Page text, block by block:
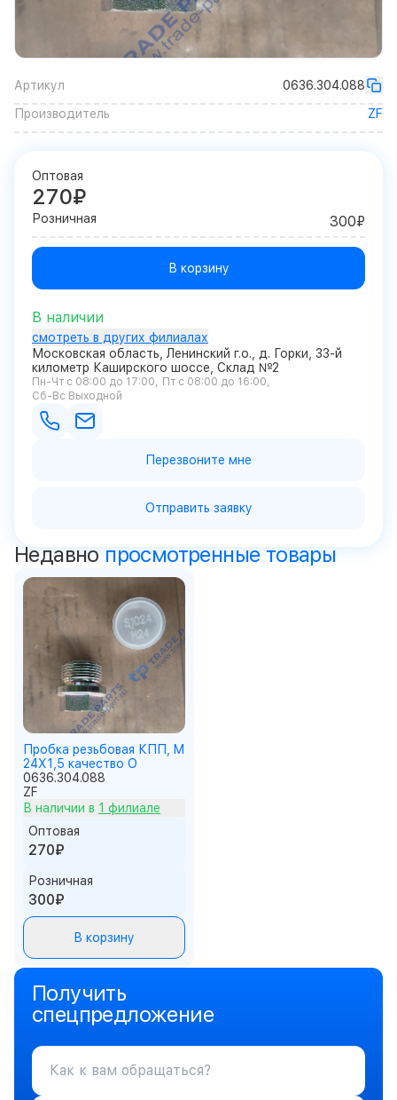
Артикул
0636.304.088
Производитель
ZF
Оптовая
270₽
Розничная 300₽
В корзину
В наличии
смотреть в других филиалах
Московская область, Ленинский г.о., д. Горки, 33-й
километр Каширского шоссе, Склад №2
Пн-Чт с 08:00 до 17:00
Пт с 08:00 до 16:00
Сб-Вс Выходной
Перезвоните мне
Отправить заявку
Недавно просмотренные товары
Пробка резьбовая КПП, M
24X1,5 качество О
0636.304.088
ZF
В наличии в 1 филиале
Оптовая
270₽
Розничная
300₽
В корзину
Получить
спецпредложение